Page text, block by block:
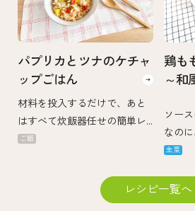
パプリカとツナのケチャ
ップごはん
材料を投入するだけで、あと
はすべて炊飯器任せの簡単レ
シピ！ ツナとトマトケチャッ
シマシ！子供にもおすすめの
ご飯
鶏も
～和
ソー
なの
シピで
した
キュー
主菜
レシピ一覧へ